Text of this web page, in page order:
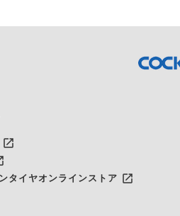
launch
タイヤオンラインストア launch